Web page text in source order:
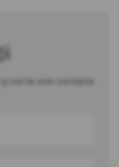
noi te vom contacta